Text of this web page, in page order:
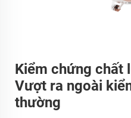
Kiểm chứng chất
Vượt ra ngoài
thường